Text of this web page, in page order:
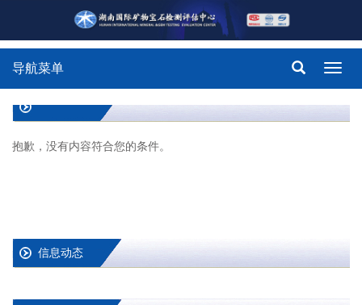
导航菜单
抱歉，没有内容符合您的条件。
信息动态